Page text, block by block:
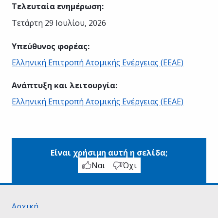
Τελευταία ενημέρωση:
Τετάρτη 29 Ιουλίου, 2026
Υπεύθυνος φορέας:
Ελληνική Επιτροπή Ατομικής Ενέργειας (ΕΕΑΕ)
Ανάπτυξη και λειτουργία:
Ελληνική Επιτροπή Ατομικής Ενέργειας (ΕΕΑΕ)
Είναι χρήσιμη αυτή η σελίδα;
Ναι
Όχι
Αρχική